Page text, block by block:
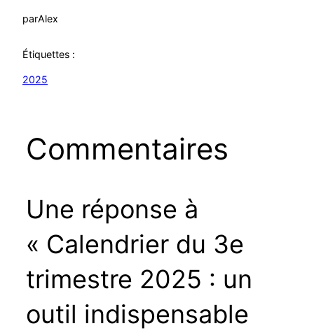
parAlex
Étiquettes :
2025
Commentaires
Une réponse à
« Calendrier du 3e
trimestre 2025 : un
outil indispensable